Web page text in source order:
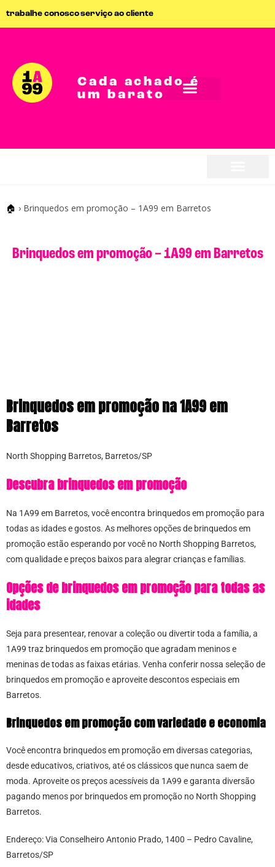
trabalhe conoscoserviço ao cliente
Cada achado é
um barato
🏠 › Brinquedos em promoção – 1A99 em Barretos
Brinquedos em promoção – 1A99 em Barretos
Brinquedos em promoção na 1A99 em
Barretos
North Shopping Barretos, Barretos/SP
Descubra brinquedos em promoção
Na 1A99 em Barretos, você encontra brinquedos em promoção para
todas as idades e gostos. As melhores opções de brinquedos em
promoção estão esperando por você no North Shopping Barretos,
com qualidade e preços baixos para alegrar crianças e famílias.
Opções de brinquedos em promoção para todas as
idades
Seja para presentear, renovar a coleção ou divertir toda a família, a
1A99 traz brinquedos em promoção que agradam meninos e
meninas de todas as faixas etárias. Venha conferir nossa seleção de
brinquedos em promoção e aproveite descontos especiais em
Barretos.
Brinquedos em promoção com variedade e economia
Você encontra brinquedos em promoção em diversas categorias,
desde educativos, criativos, até os clássicos que nunca saem de
moda. Aproveite os preços acessíveis da 1A99 e garanta diversão
pagando menos por brinquedos em promoção no North Shopping
Barretos.
Endereço: Via Conselheiro Antonio Prado, 1400 – Pedro Cavaline,
Barretos/SP